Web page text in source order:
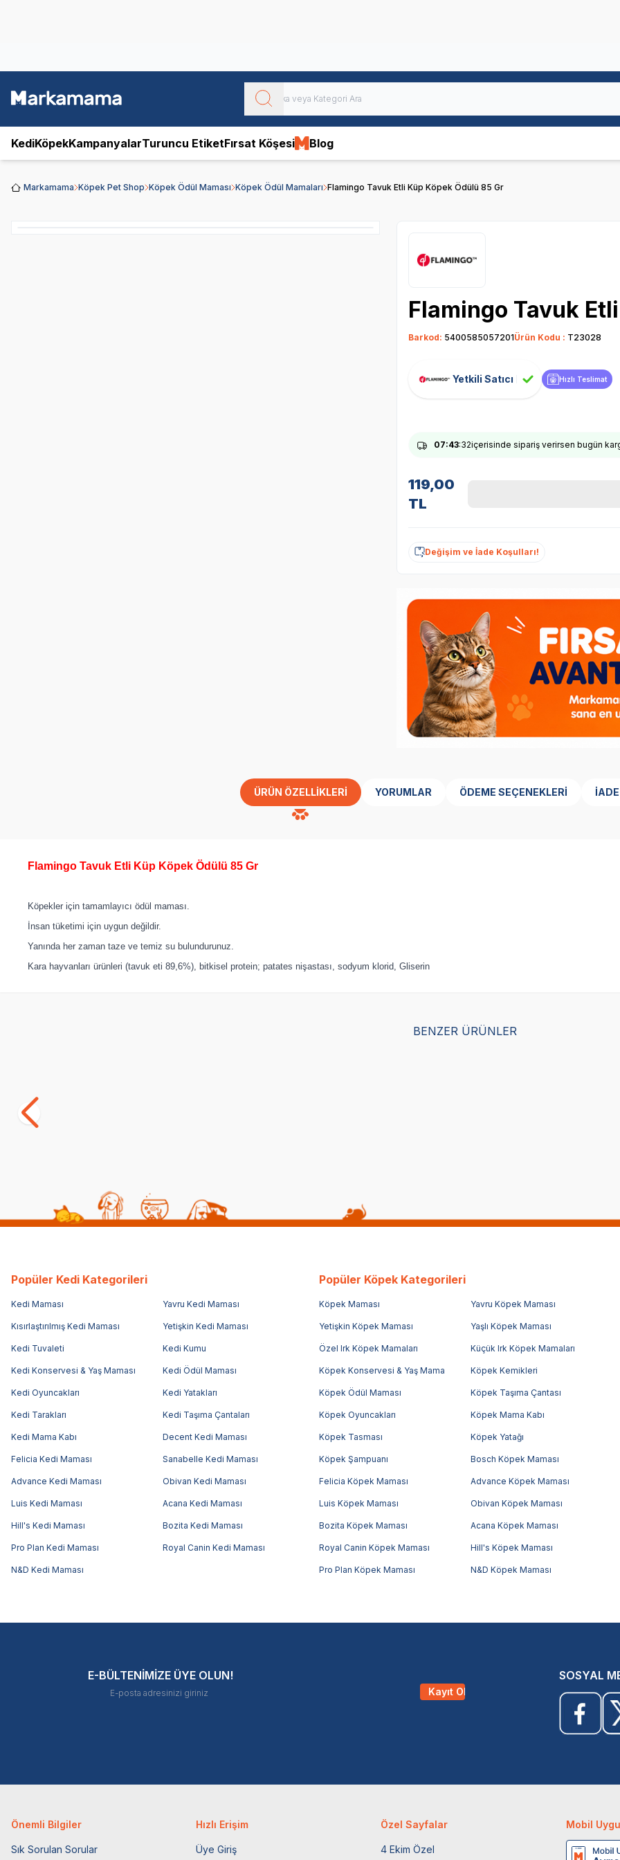
KediKöpekKampanyalarTuruncu EtiketFırsat Köşesi Blog
Markamama Köpek Pet Shop Köpek Ödül Maması Köpek Ödül Mamaları Flamingo Tavuk Etli Küp Köpek Ödülü 85 Gr
Flamingo Tavuk
Barkod: 5400585057201Ürün Kodu : T23028
Yetkili Satıcı Hızlı Teslimat
07:43:31içerisinde sipariş verirsen bugün
119,00
TL
Değişim ve İade Koşulları!
ÜRÜN ÖZELLIKLERI YORUMLAR ÖDEME SEÇENEKLERI
Flamingo Tavuk Etli Küp Köpek Ödülü 85 Gr
Köpekler için tamamlayıcı ödül maması.
İnsan tüketimi için uygun değildir.
Yanında her zaman taze ve temiz su bulundurunuz.
Kara hayvanları ürünleri (tavuk eti 89,6%), bitkisel protein; patates nişastası, sodyum klorid, Gliserin
BENZER ÜRÜNLER
259,00
Popüler Kedi Kategorileri
Kedi Maması Yavru Kedi Maması
Kısırlaştırılmış Kedi Maması Yetişkin Kedi Maması
Kedi Tuvaleti Kedi Kumu
Kedi Konservesi & Yaş Maması Kedi Ödül Maması
Kedi Oyuncakları Kedi Yatakları
Kedi Tarakları Kedi Taşıma Çantaları
Kedi Mama Kabı Decent Kedi Maması
Felicia Kedi Maması Sanabelle Kedi Maması
Advance Kedi Maması Obivan Kedi Maması
Luis Kedi Maması Acana Kedi Maması
Hill's Kedi Maması Bozita Kedi Maması
Pro Plan Kedi Maması Royal Canin Kedi Maması
N&D Kedi Maması
Popüler Köpek Kategorileri
Köpek Maması Yavru Köpek Maması
Yetişkin Köpek Maması Yaşlı Köpek Maması
Özel Irk Köpek Mamaları Küçük Irk Köpek Mamaları
Köpek Konservesi & Yaş Mama Köpek Kemikleri
Köpek Ödül Maması Köpek Taşıma Çantası
Köpek Oyuncakları Köpek Mama Kabı
Köpek Tasması Köpek Yatağı
Köpek Şampuanı Bosch Köpek Maması
Felicia Köpek Maması Advance Köpek Maması
Luis Köpek Maması Obivan Köpek Maması
Bozita Köpek Maması Acana Köpek Maması
Royal Canin Köpek Maması Hill's Köpek Maması
Pro Plan Köpek Maması N&D Köpek Maması
E-BÜLTENİMİZE ÜYE OLUN!
Kayıt Ol
SOSYAL
Önemli Bilgiler
Sık Sorulan Sorular
Hızlı Erişim
Üye Giriş
Özel Sayfalar
4 Ekim Özel
Mobil